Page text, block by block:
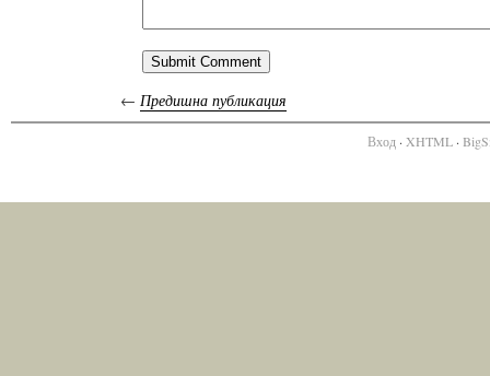
← Предишна публикация
Вход· XHTML·